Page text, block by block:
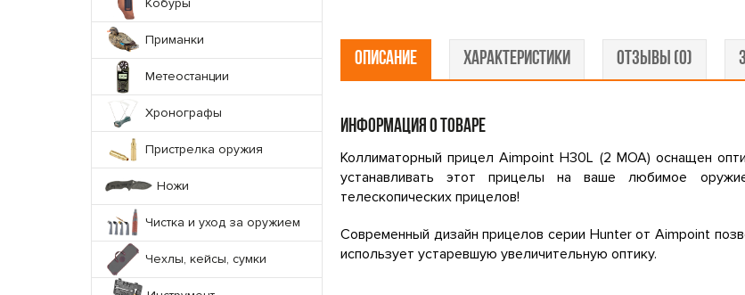
Кобуры
Приманки
Метеостанции
Хронографы
Пристрелка оружия
Ножи
Чистка и уход за оружием
Чехлы, кейсы, сумки
ОПИСАНИЕ ХАРАКТЕРИСТИКИ ОТЗЫВЫ (0)
ИНФОРМАЦИЯ О ТОВАРЕ
Коллиматорный прицел Aimpoint H30L (2 МОА) оснащен
устанавливать этот прицелы на ваше любимое
телескопических прицелов!
Современный дизайн прицелов серии Hunter от Aimpoint
использует устаревшую увеличительную оптику.